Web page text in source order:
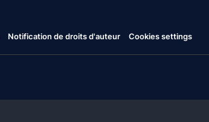
Notification de droits d'auteur Cookies settings